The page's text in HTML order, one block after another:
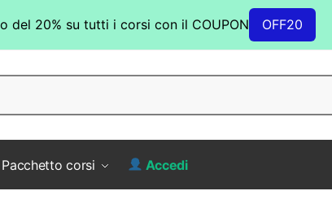
Pacchetto corsi Accedi
del 20% su tutti i corsi con il COUPON OFF20